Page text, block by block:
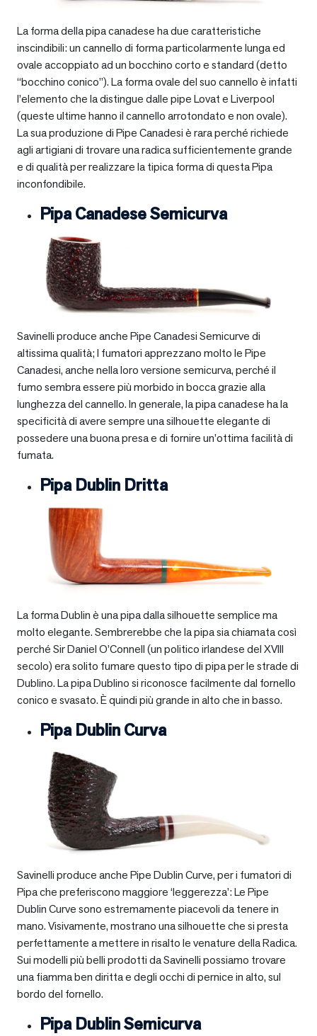
La forma della pipa canadese ha due caratteristiche
inscindibili: un cannello di forma particolarmente lunga ed
ovale accoppiato ad un bocchino corto e standard (detto
“bocchino conico”). La forma ovale del suo cannello è infatti
l’elemento che la distingue dalle pipe Lovat e Liverpool
(queste ultime hanno il cannello arrotondato e non ovale).
La sua produzione di Pipe Canadesi è rara perché richiede
agli artigiani di trovare una radica sufficientemente grande
e di qualità per realizzare la tipica forma di questa Pipa
inconfondibile.
Pipa Canadese Semicurva
Savinelli produce anche Pipe Canadesi Semicurve di
altissima qualità; I fumatori apprezzano molto le Pipe
Canadesi, anche nella loro versione semicurva, perché il
fumo sembra essere più morbido in bocca grazie alla
lunghezza del cannello. In generale, la pipa canadese ha la
specificità di avere sempre una silhouette elegante di
possedere una buona presa e di fornire un’ottima facilità di
fumata.
Pipa Dublin Dritta
La forma Dublin è una pipa dalla silhouette semplice ma
molto elegante. Sembrerebbe che la pipa sia chiamata così
perché Sir Daniel O’Connell (un politico irlandese del XVIII
secolo) era solito fumare questo tipo di pipa per le strade di
Dublino. La pipa Dublino si riconosce facilmente dal fornello
conico e svasato. È quindi più grande in alto che in basso.
Pipa Dublin Curva
Savinelli produce anche Pipe Dublin Curve, per i fumatori di
Pipa che preferiscono maggiore ‘leggerezza’: Le Pipe
Dublin Curve sono estremamente piacevoli da tenere in
mano. Visivamente, mostrano una silhouette che si presta
perfettamente a mettere in risalto le venature della Radica.
Sui modelli più belli prodotti da Savinelli possiamo trovare
una fiamma ben diritta e degli occhi di pernice in alto, sul
bordo del fornello.
Pipa Dublin Semicurva